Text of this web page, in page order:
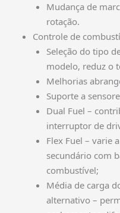
Mudança de
rotação.
Controle de
Seleção do tipo
modelo, reduz o
Melhorias
Suporte a
Dual Fuel –
interruptor de
Flex Fuel – varie
secundário com
combustível;
Média de carga
alternativo –